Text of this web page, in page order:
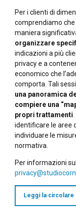
Per i clienti di
comprendiamo
maniera
organizzare
indicazioni a più
privacy e a
economico che
comporta. Tali
una panoramica
compiere una
propri trattamenti
identificare le aree
individuare le
normativa.
Per informazioni
Leggi la circolare